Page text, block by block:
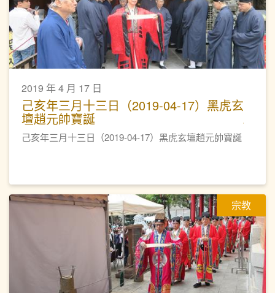
2019 年 4 月 17 日
己亥年三月十三日（2019-04-17）黑虎玄
壇趙元帥寶誕
己亥年三月十三日（2019-04-17）黑虎玄壇趙元帥寶誕
宗教